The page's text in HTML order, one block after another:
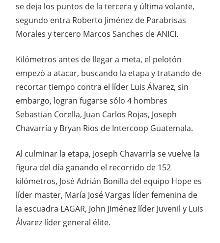
se deja los puntos de la tercera y última volante,
segundo entra Roberto Jiménez de Parabrisas
Morales y tercero Marcos Sanches de ANICI.
Kilómetros antes de llegar a meta, el pelotón
empezó a atacar, buscando la etapa y tratando de
recortar tiempo contra el líder Luis Álvarez, sin
embargo, logran fugarse sólo 4 hombres
Sebastian Corella, Juan Carlos Rojas, Joseph
Chavarría y Bryan Rios de Intercoop Guatemala.
Al culminar la etapa, Joseph Chavarría se vuelve la
figura del día ganando el recorrido de 152
kilómetros, José Adrián Bonilla del equipo Hope es
líder master, María José Vargas líder femenina de
la escuadra LAGAR, John Jiménez líder Juvenil y Luis
Álvarez líder general élite.